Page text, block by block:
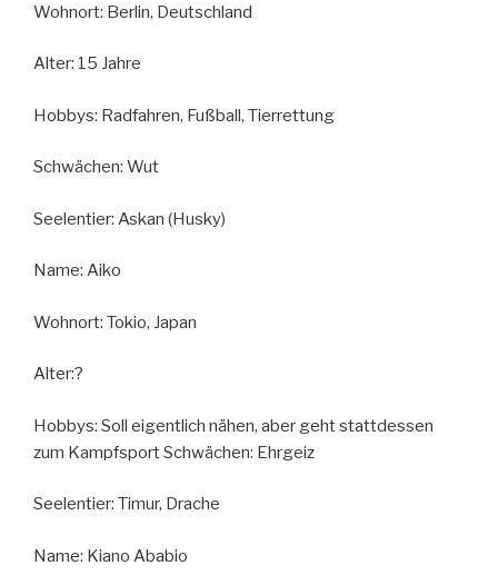
Wohnort: Berlin, Deutschland
Alter: 15 Jahre
Hobbys: Radfahren, Fußball, Tierrettung
Schwächen: Wut
Seelentier: Askan (Husky)
Name: Aiko
Wohnort: Tokio, Japan
Alter:?
Hobbys: Soll eigentlich nähen, aber geht stattdessen
zum Kampfsport Schwächen: Ehrgeiz
Seelentier: Timur, Drache
Name: Kiano Ababio